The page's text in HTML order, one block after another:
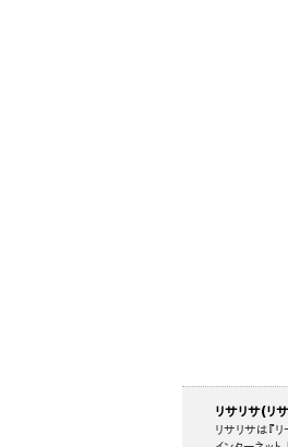
リサリサ(リ
リサリサは『